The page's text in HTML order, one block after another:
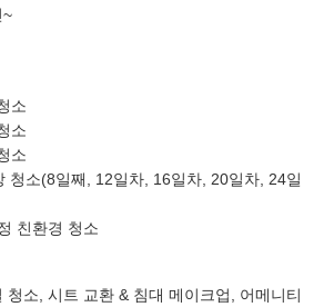
~
소
소
소
청소(8일째, 12일차, 16일차, 20일차, 24일
친환경 청소
청소, 시트 교환 & 침대 메이크업, 어메니티